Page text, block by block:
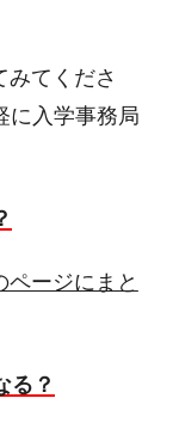
みてくださ
に入学事務局
ージにまと
る？